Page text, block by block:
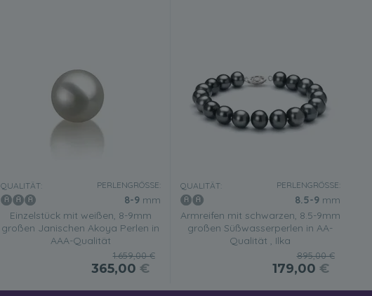
QUALITÄT: PERLENGRÖSSE:
8-9mm
Einzelstück mit weißen, 8-9mm
großen Janischen Akoya Perlen in
AAA-Qualität
1.659,00 €
365,00 €
QUALITÄT: PERLENGRÖSSE:
8.5-9mm
Armreifen mit schwarzen, 8.5-9mm
großen Süßwasserperlen in AA-
Qualität , Ilka
895,00 €
179,00 €